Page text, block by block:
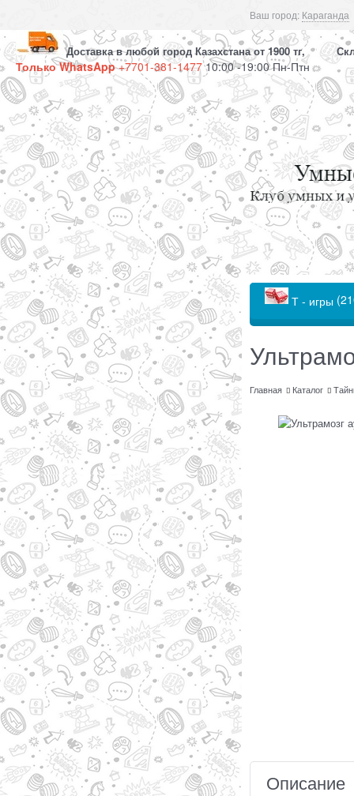
Ваш город: Караганда
Доставка в любой город Казахстана от 1900 тг,
Только WhatsApp+7701-381-147710:00 -19:00 Пн-Птн
Т - игры
Главная Каталог
Описание